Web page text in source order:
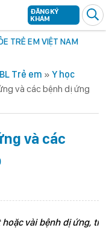
TRẺ EM VIỆT NAM
ĐĂNG KÝ
KHÁM
Trẻ em » Y học
và các bệnh dị ứng
và các
vài bệnh dị ứng, tỉ